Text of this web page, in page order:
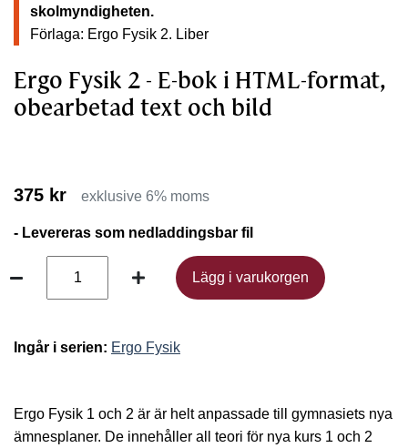
skolmyndigheten.
Förlaga: Ergo Fysik 2. Liber
Ergo Fysik 2 - E-bok i HTML-format,
obearbetad text och bild
375 kr exklusive 6% moms
- Levereras som nedladdingsbar fil
Lägg i varukorgen
Lägg i varukorgen
Ingår i serien: Ergo Fysik
Ergo Fysik 1 och 2 är är helt anpassade till gymnasiets nya
ämnesplaner. De innehåller all teori för nya kurs 1 och 2